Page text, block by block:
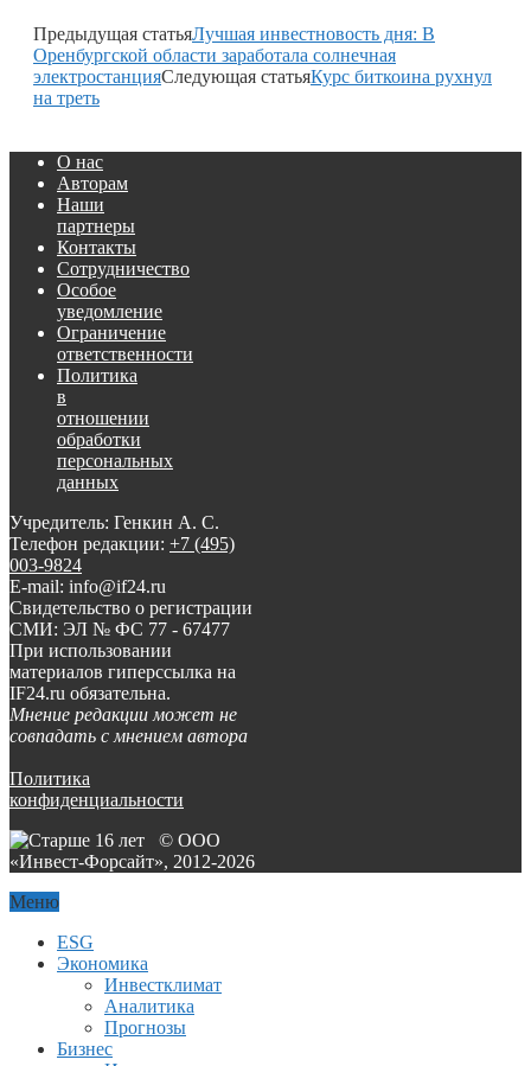
Предыдущая статьяЛучшая инвестновость дня: В
Оренбургской области заработала солнечная
электростанцияСледующая статьяКурс биткоина рухнул
на треть
О нас
Авторам
Наши
партнеры
Контакты
Сотрудничество
Особое
уведомление
Ограничение
ответственности
Политика
в
отношении
обработки
персональных
данных
Учредитель: Генкин А. С.
Телефон редакции: +7 (495)
003-9824
E-mail: info@if24.ru
Свидетельство о регистрации
СМИ: ЭЛ № ФС 77 - 67477
При использовании
материалов гиперссылка на
IF24.ru обязательна.
Мнение редакции может не
совпадать с мнением автора
Политика
конфиденциальности
© ООО
«Инвест-Форсайт», 2012-2026
Меню
ESG
Экономика
Инвестклимат
Аналитика
Прогнозы
Бизнес